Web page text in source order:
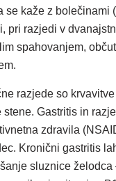
se kaže z bolečinami
pri razjedi v
spahovanjem,
razjede so
stene. Gastritis in
zdravila
Kronični gastritis
sluznice želodca